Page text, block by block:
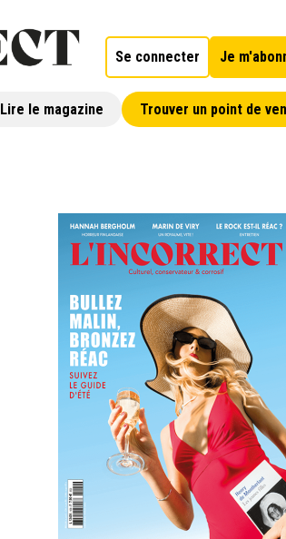
Se connecter Je
Lire le magazine Trouver un point de